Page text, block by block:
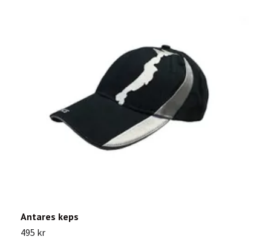
Antares keps
495 kr